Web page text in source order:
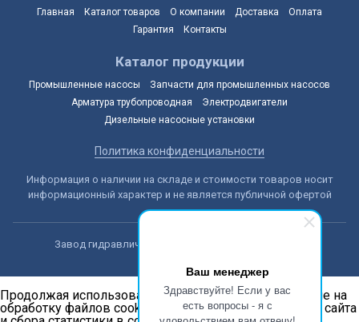
Ваш менеджер
Здравствуйте! Если у вас
есть вопросы - я с
Главная Каталог товаров О компании Доставка
Оплата
Гарантия
Контакты
Каталог продукции
Промышленные насосы
Запчасти для промышленных насосов
Арматура трубопроводная
Электродвигатели
Дизельные насосные установки
Политика конфиденциальности
Информация о наличии на складе и стоимости товаров носит
информационный характер и не является публичной офертой
Завод гидравлических машин © 2014-2026, Астана
Продолжая использовать наш сайт, вы даёте согласие на
обработку файлов cookie в целях функционирования сайта